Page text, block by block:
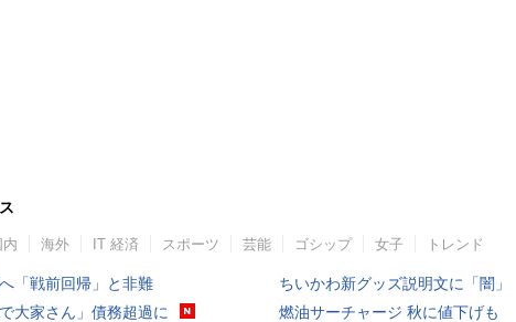
内 海外 IT 経済 スポーツ 芸能 ゴシップ 女子 トレンド
「戦前回帰」と非難
で大家さん」債務超過に
ちいかわ新グッズ説明文に「闇」
燃油サーチャージ 秋に値下げも